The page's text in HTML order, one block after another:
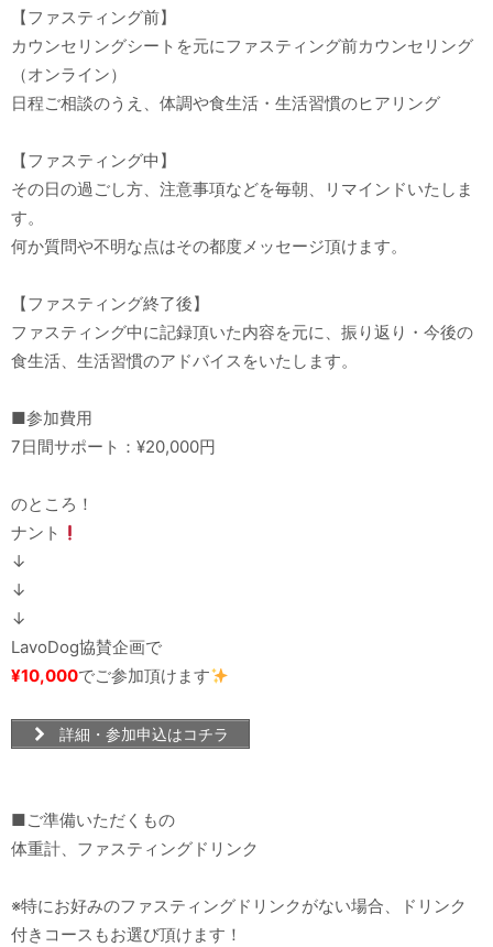
【ファスティング前】
カウンセリングシートを元にファスティング前カウンセリング
（オンライン）
日程ご相談のうえ、体調や食生活・生活習慣のヒアリング
【ファスティング中】
その日の過ごし方、注意事項などを毎朝、リマインドいたしま
す。
何か質問や不明な点はその都度メッセージ頂けます。
【ファスティング終了後】
ファスティング中に記録頂いた内容を元に、振り返り・今後の
食生活、生活習慣のアドバイスをいたします。
■参加費用
7日間サポート：¥20,000円
のところ！
ナント
↓
↓
↓
LavoDog協賛企画で
¥10,000でご参加頂けます
詳細・参加申込はコチラ
■ご準備いただくもの
体重計、ファスティングドリンク
※特にお好みのファスティングドリンクがない場合、ドリンク
付きコースもお選び頂けます！